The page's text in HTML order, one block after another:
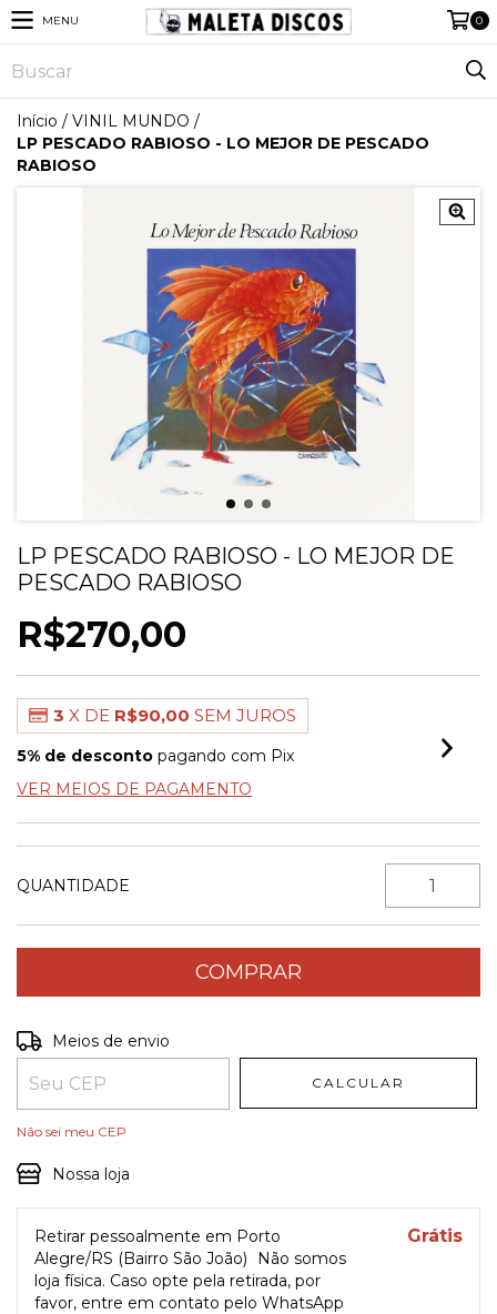
MENU 0
Início / VINIL MUNDO /
LP PESCADO RABIOSO - LO MEJOR DE PESCADO
RABIOSO
LP PESCADO RABIOSO - LO MEJOR DE
PESCADO RABIOSO
R$270,00
3 X DE R$90,00 SEM JUROS
5% de desconto pagando com Pix
VER MEIOS DE PAGAMENTO
QUANTIDADE
Entregas para o CEP:
Meios de envio
CALCULAR
Não sei meu CEP
Nossa loja
Retirar pessoalmente em Porto
Alegre/RS (Bairro São João)
Não somos
loja física. Caso opte pela retirada, por
favor, entre em contato pelo WhatsApp
Grátis